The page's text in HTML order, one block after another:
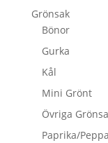
Grönsak
Bönor
Gurka
Kål
Mini Grönt
Övriga
Paprika/